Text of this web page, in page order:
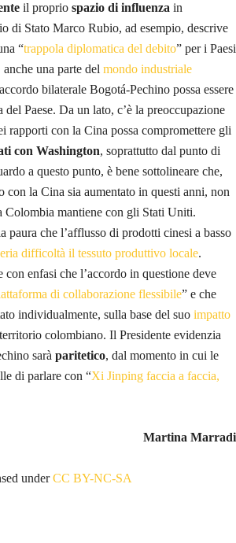
il proprio spazio di influenza in
di Stato Marco Rubio, ad esempio, descrive
“trappola diplomatica del debito” per i Paesi
una parte del mondo industriale
bilaterale Bogotá-Pechino possa essere
del Paese. Da un lato, c’è la preoccupazione
rapporti con la Cina possa compromettere gli
con Washington, soprattutto dal punto di
a questo punto, è bene sottolineare che,
con la Cina sia aumentato in questi anni, non
Colombia mantiene con gli Stati Uniti.
paura che l’afflusso di prodotti cinesi a basso
difficoltà il tessuto produttivo locale.
con enfasi che l’accordo in questione deve
di collaborazione flessibile” e che
individualmente, sulla base del suo impatto
colombiano. Il Presidente evidenzia
sarà paritetico, dal momento in cui le
di parlare con “Xi Jinping faccia a faccia,
Martina Marradi
underCC BY-NC-SA